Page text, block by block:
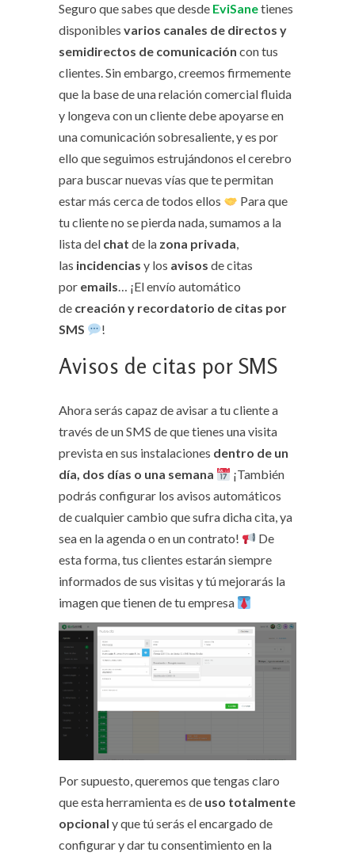
Seguro que sabes que desde EviSanetienes
disponibles varios canales de directos y
semidirectos de comunicación con tus
clientes. Sin embargo, creemos firmemente
que la base de una relación comercial fluida
y longeva con un cliente debe apoyarse en
una comunicación sobresaliente, y es por
ello que seguimos estrujándonos el cerebro
para buscar nuevas vías que te permitan
estar más cerca de todos ellos
Para que
tu cliente no se pierda nada, sumamos a la
lista del chat de la zona privada,
las incidencias y los avisos de citas
por emails… ¡El envío automático
de creación y recordatorio de citas por
SMS
!
Avisos de citas por SMS
Ahora serás capaz de avisar a tu cliente a
través de un SMS de que tienes una visita
prevista en sus instalaciones dentro de un
día, dos días o una semana
¡También
podrás configurar los avisos automáticos
de cualquier cambio que sufra dicha cita, ya
sea en la agenda o en un contrato!
De
esta forma, tus clientes estarán siempre
informados de sus visitas y tú mejorarás la
imagen que tienen de tu empresa
Por supuesto, queremos que tengas claro
que esta herramienta es de uso totalmente
opcional y que tú serás el encargado de
configurar y dar tu consentimiento en la